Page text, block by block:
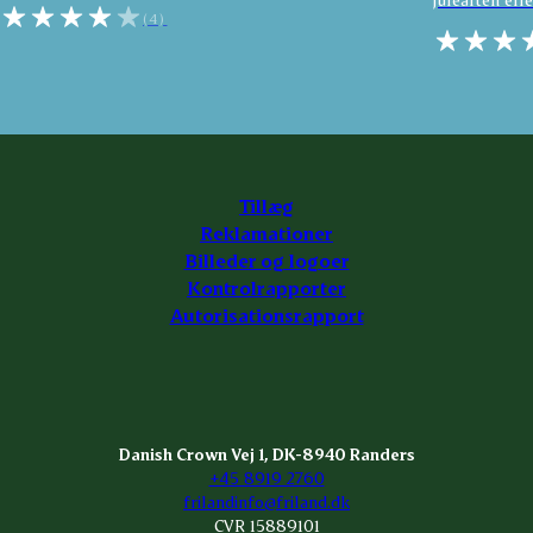
(4)
Tillæg
Reklamationer
Billeder og logoer
Kontrolrapporter
Autorisationsrapport
Danish Crown Vej 1, DK-8940 Randers
+45 8919 2760
frilandinfo@friland.dk
CVR 15889101